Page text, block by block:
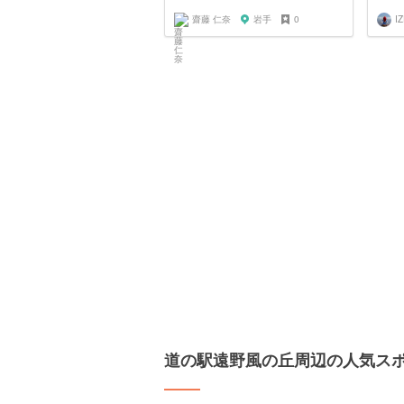
齋藤 仁奈 岩手 0
道の駅遠野風の丘周辺の人気ス